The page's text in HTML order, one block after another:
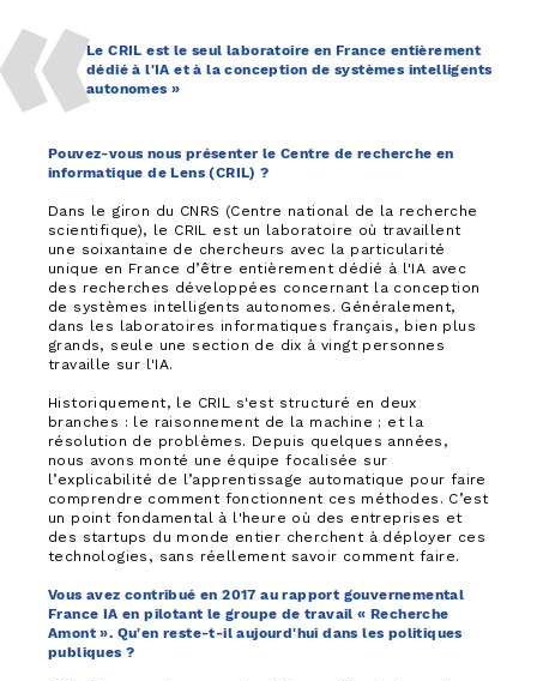
Le CRIL est le seul laboratoire en France entièrement
dédié à l'IA et à la conception de systèmes intelligents
autonomes »
Pouvez-vous nous présenter le Centre de recherche en
informatique de Lens (CRIL) ?
Dans le giron du CNRS (Centre national de la recherche
scientifique), le CRIL est un laboratoire où travaillent
une soixantaine de chercheurs avec la particularité
unique en France d’être entièrement dédié à l'IA avec
des recherches développées concernant la conception
de systèmes intelligents autonomes. Généralement,
dans les laboratoires informatiques français, bien plus
grands, seule une section de dix à vingt personnes
travaille sur l'IA.
Historiquement, le CRIL s'est structuré en deux
branches : le raisonnement de la machine ; et la
résolution de problèmes. Depuis quelques années,
nous avons monté une équipe focalisée sur
l’explicabilité de l’apprentissage automatique pour faire
comprendre comment fonctionnent ces méthodes. C’est
un point fondamental à l'heure où des entreprises et
des startups du monde entier cherchent à déployer ces
technologies, sans réellement savoir comment faire.
Vous avez contribué en 2017 au rapport gouvernemental
France IA en pilotant le groupe de travail « Recherche
Amont ». Qu'en reste-t-il aujourd'hui dans les politiques
publiques ?